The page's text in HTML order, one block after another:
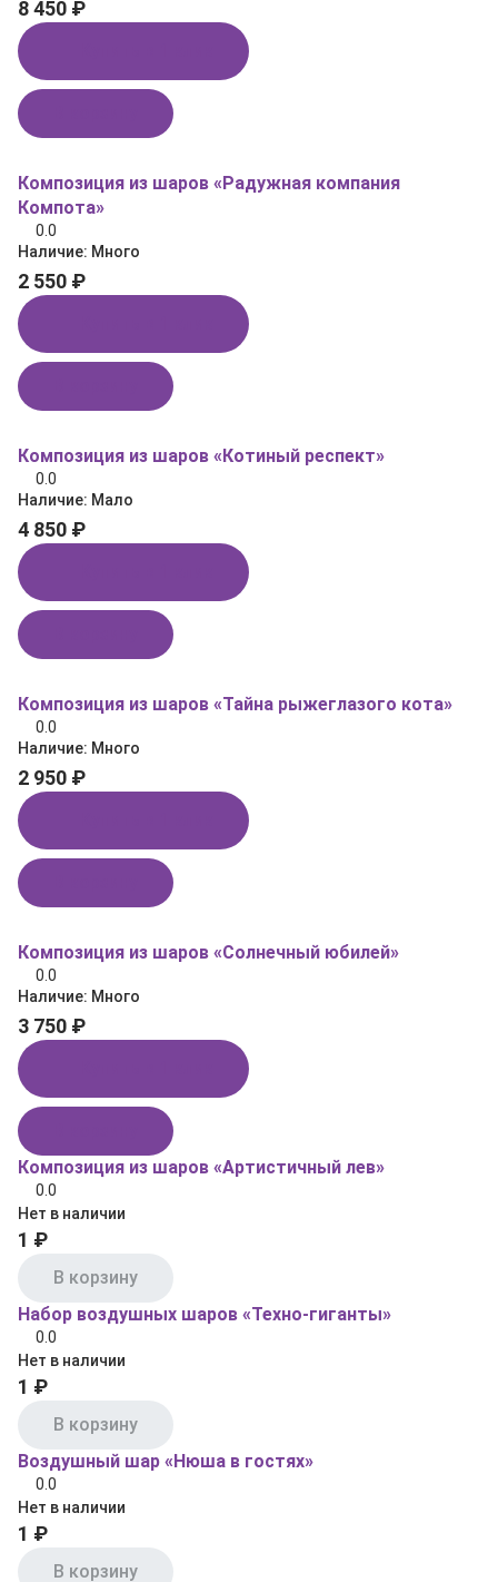
8 450 ₽
Композиция из шаров «Радужная компания
Компота»
0.0
Наличие: Много
2 550 ₽
Композиция из шаров «Котиный респект»
0.0
Наличие: Мало
4 850 ₽
Композиция из шаров «Тайна рыжеглазого кота»
0.0
Наличие: Много
2 950 ₽
Композиция из шаров «Солнечный юбилей»
0.0
Наличие: Много
3 750 ₽
Композиция из шаров «Артистичный лев»
0.0
Нет в наличии
1 ₽
В корзину
Набор воздушных шаров «Техно‑гиганты»
0.0
Нет в наличии
1 ₽
В корзину
Воздушный шар «Нюша в гостях»
0.0
Нет в наличии
1 ₽
В корзину